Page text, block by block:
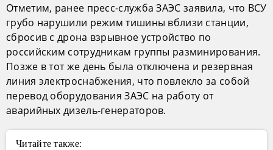
Отметим, ранее пресс-служба ЗАЭС заявила, что ВСУ
грубо нарушили режим тишины вблизи станции,
сбросив с дрона взрывное устройство по
российским сотрудникам группы разминирования.
Позже в тот же день была отключена и резервная
линия электроснабжения, что повлекло за собой
перевод оборудования ЗАЭС на работу от
аварийных дизель-генераторов.
Читайте также: